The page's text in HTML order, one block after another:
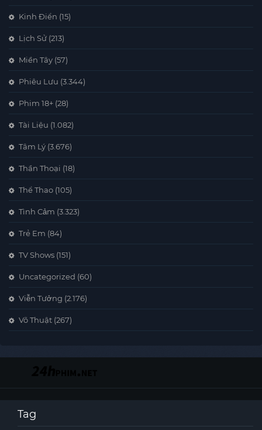
Kinh Điển (15)
Lịch Sử (213)
Miền Tây (57)
Phiêu Lưu (3.344)
Phim 18+ (28)
Tài Liệu (1.082)
Tâm Lý (3.676)
Thần Thoại (18)
Thể Thao (105)
Tình Cảm (3.323)
Trẻ Em (84)
TV Shows (151)
Uncategorized (60)
Viễn Tưởng (2.176)
Võ Thuật (267)
Tag